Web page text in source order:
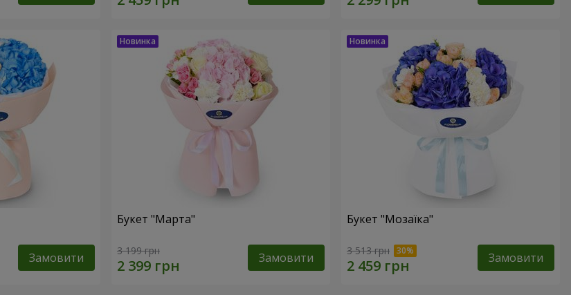
Замовити
Букет "Марта"
3 199 грн Замовити
Букет "Мозаїка"
3 513 грн Замовити